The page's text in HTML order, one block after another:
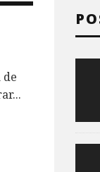
de
...